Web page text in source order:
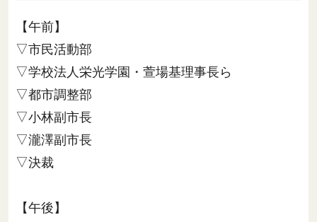
【午前】
▽市民活動部
▽学校法人栄光学園・萱場基理事長ら
▽都市調整部
▽小林副市長
▽瀧澤副市長
▽決裁
【午後】